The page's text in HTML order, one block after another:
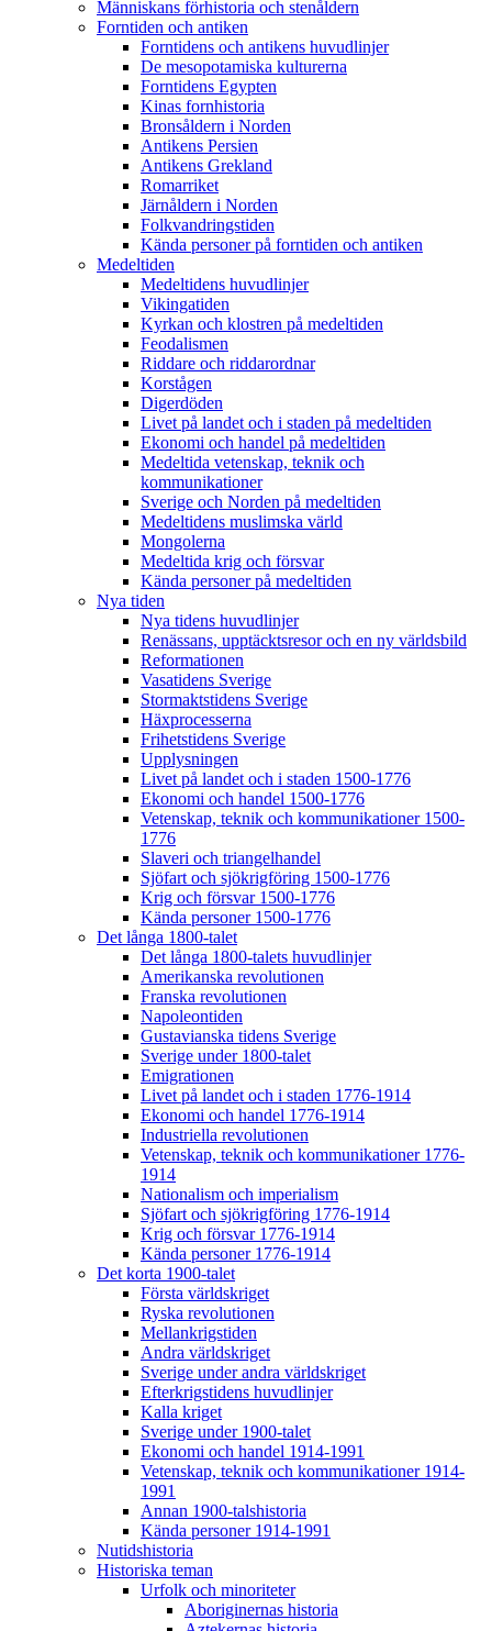
Människans förhistoria och stenåldern
Forntiden och antiken
Forntidens och antikens huvudlinjer
De mesopotamiska kulturerna
Forntidens Egypten
Kinas fornhistoria
Bronsåldern i Norden
Antikens Persien
Antikens Grekland
Romarriket
Järnåldern i Norden
Folkvandringstiden
Kända personer på forntiden och antiken
Medeltiden
Medeltidens huvudlinjer
Vikingatiden
Kyrkan och klostren på medeltiden
Feodalismen
Riddare och riddarordnar
Korstågen
Digerdöden
Livet på landet och i staden på medeltiden
Ekonomi och handel på medeltiden
Medeltida vetenskap, teknik och
kommunikationer
Sverige och Norden på medeltiden
Medeltidens muslimska värld
Mongolerna
Medeltida krig och försvar
Kända personer på medeltiden
Nya tiden
Nya tidens huvudlinjer
Renässans, upptäcktsresor och en ny världsbild
Reformationen
Vasatidens Sverige
Stormaktstidens Sverige
Häxprocesserna
Frihetstidens Sverige
Upplysningen
Livet på landet och i staden 1500-1776
Ekonomi och handel 1500-1776
Vetenskap, teknik och kommunikationer 1500-
1776
Slaveri och triangelhandel
Sjöfart och sjökrigföring 1500-1776
Krig och försvar 1500-1776
Kända personer 1500-1776
Det långa 1800-talet
Det långa 1800-talets huvudlinjer
Amerikanska revolutionen
Franska revolutionen
Napoleontiden
Gustavianska tidens Sverige
Sverige under 1800-talet
Emigrationen
Livet på landet och i staden 1776-1914
Ekonomi och handel 1776-1914
Industriella revolutionen
Vetenskap, teknik och kommunikationer 1776-
1914
Nationalism och imperialism
Sjöfart och sjökrigföring 1776-1914
Krig och försvar 1776-1914
Kända personer 1776-1914
Det korta 1900-talet
Första världskriget
Ryska revolutionen
Mellankrigstiden
Andra världskriget
Sverige under andra världskriget
Efterkrigstidens huvudlinjer
Kalla kriget
Sverige under 1900-talet
Ekonomi och handel 1914-1991
Vetenskap, teknik och kommunikationer 1914-
1991
Annan 1900-talshistoria
Kända personer 1914-1991
Nutidshistoria
Historiska teman
Urfolk och minoriteter
Aboriginernas historia